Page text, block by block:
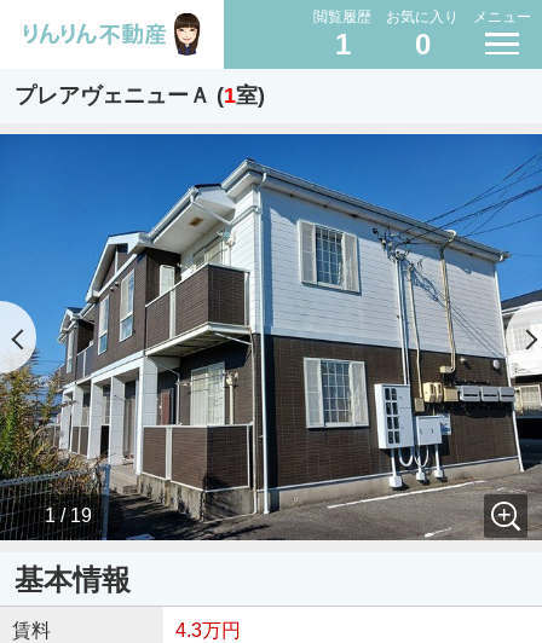
閲覧履歴
1
お気に入り
0
メニュー
プレアヴェニューＡ (1室)
1 / 19
基本情報
賃料 4.3万円